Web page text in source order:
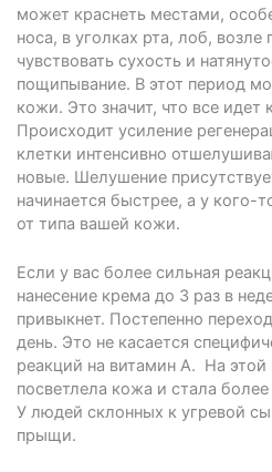
может краснеть местами,
носа, в уголках рта, лоб,
чувствовать сухость и
пощипывание. В этот период
кожи. Это значит, что все идет
Происходит усиление
клетки интенсивно
новые. Шелушение
начинается быстрее, а у кого-
от типа вашей кожи.
Если у вас более сильная
нанесение крема до 3 раз в
привыкнет. Постепенно
день. Это не касается
реакций на витамин А. На этой
посветлела кожа и стала
У людей склонных к угревой
прыщи.